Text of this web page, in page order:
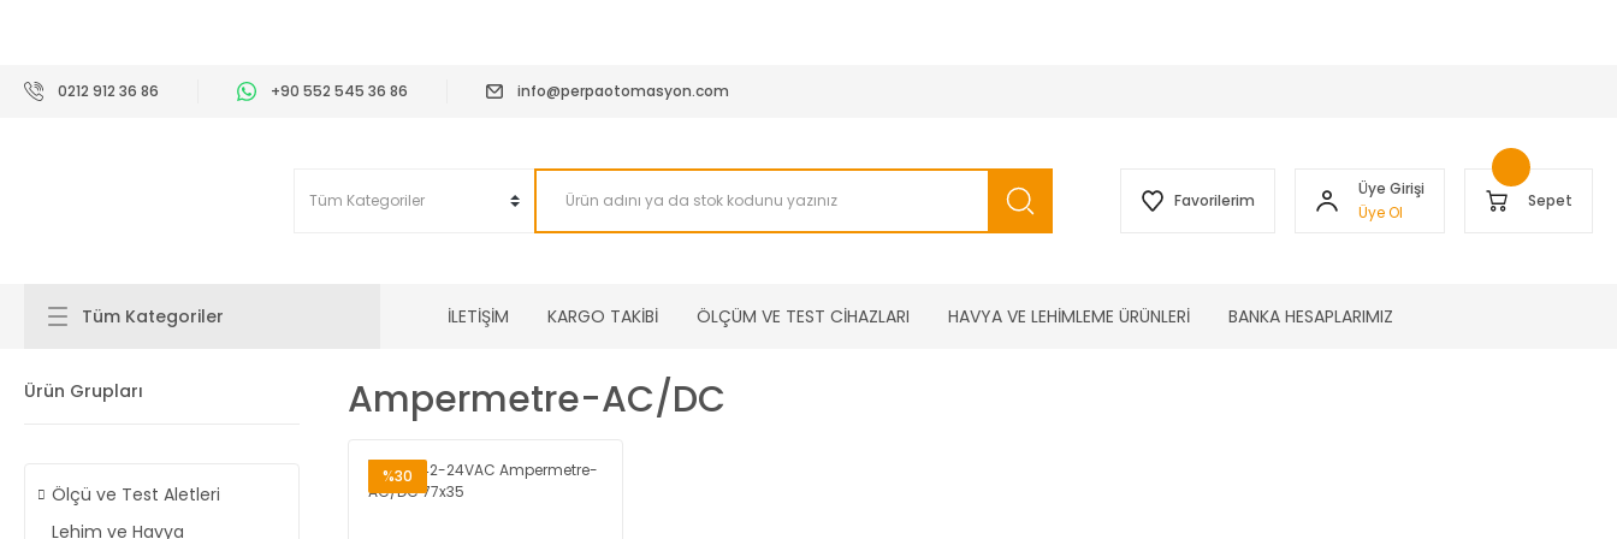
0212 912 36 86 +90 552 545 36 86 info@perpaotomasyon.com
Favorilerim
Üye Girişi
Üye Ol
Sepet
Tüm Kategoriler İLETİŞİM KARGO TAKİBİ ÖLÇÜM VE TEST CİHAZLARI HAVYA VE LEHİMLEME ÜRÜNLERİ BANKA HESAPLARIMIZ
Ürün Grupları
Ölçü ve Test Aletleri
Lehim ve Havya
Ampermetre-AC/DC
%30